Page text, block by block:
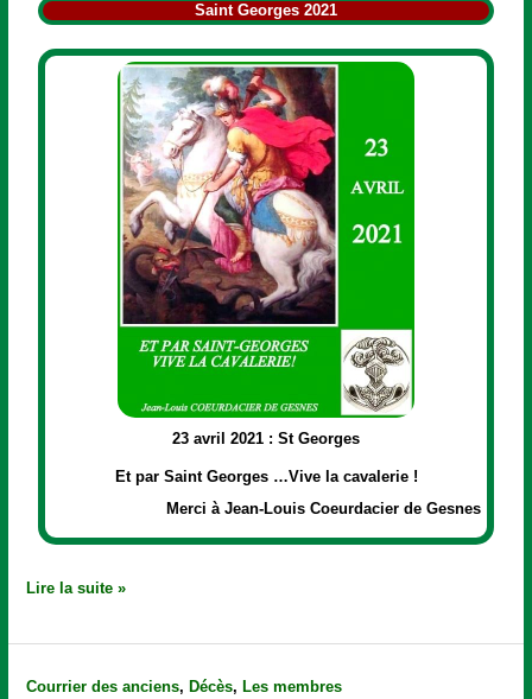
Saint Georges 2021
23 avril 2021 : St Georges
Et par Saint Georges …Vive la cavalerie !
Merci à Jean-Louis Coeurdacier de Gesnes
Lire la suite »
Courrier des anciens, Décès, Les membres
Décès